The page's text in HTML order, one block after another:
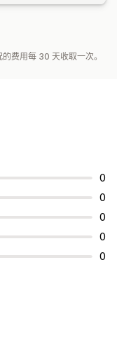
费用每 30 天收取一次。
0
0
0
0
0